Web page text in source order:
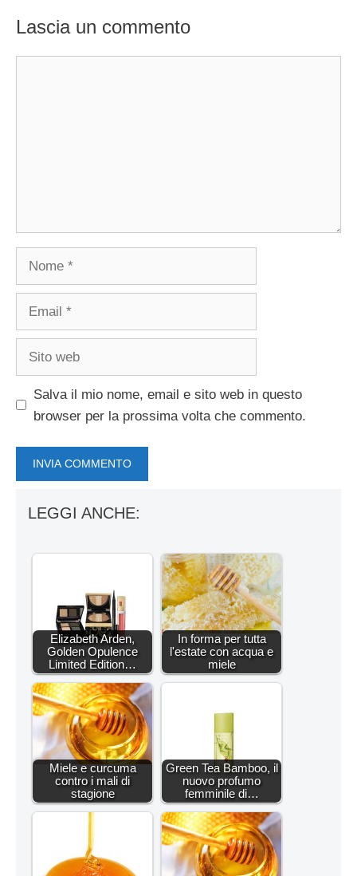
Lascia un commento
Salva il mio nome, email e sito web in questo
browser per la prossima volta che commento.
LEGGI ANCHE:
Elizabeth Arden,
Golden Opulence
Limited Edition…
In forma per tutta
l'estate con acqua e
miele
Miele e curcuma
contro i mali di
stagione
Green Tea Bamboo, il
nuovo profumo
femminile di…